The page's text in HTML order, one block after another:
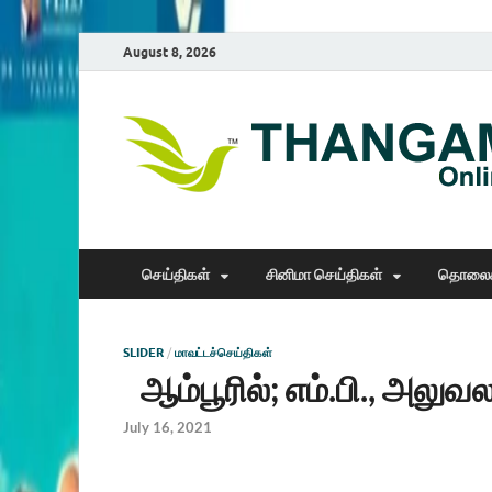
August 8, 2026
செய்திகள் சினிமா செய்திகள்
SLIDER / மாவட்டச்செய்திகள்
ஆம்பூரில்; எம்.பி.,
July 16, 2021